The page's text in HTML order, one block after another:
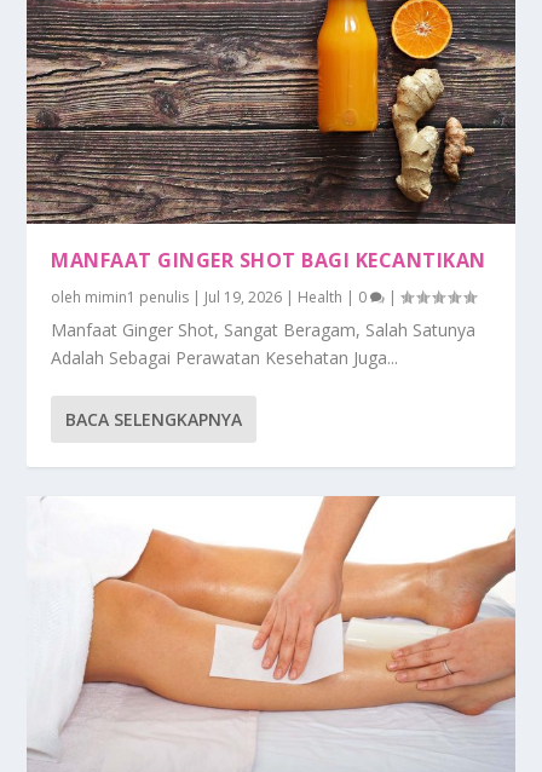
MANFAAT GINGER SHOT BAGI KECANTIKAN
oleh mimin1 penulis | Jul 19, 2026 | Health | 0 |
Manfaat Ginger Shot, Sangat Beragam, Salah Satunya
Adalah Sebagai Perawatan Kesehatan Juga...
BACA SELENGKAPNYA